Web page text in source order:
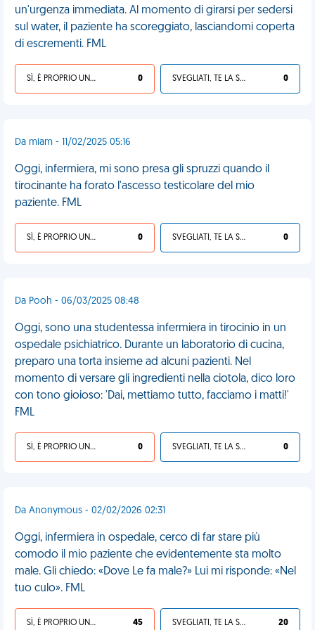
un'urgenza immediata. Al momento di girarsi per sedersi
sul water, il paziente ha scoreggiato, lasciandomi coperta
di escrementi. FML
SÌ, È PROPRIO UNA VDM! 0 SVEGLIATI, TE LA SEI CERCATA! 0
Da miam - 11/02/2025 05:16
Oggi, infermiera, mi sono presa gli spruzzi quando il
tirocinante ha forato l'ascesso testicolare del mio
paziente. FML
SÌ, È PROPRIO UNA VDM! 0 SVEGLIATI, TE LA SEI CERCATA! 0
Da Pooh - 06/03/2025 08:48
Oggi, sono una studentessa infermiera in tirocinio in un
ospedale psichiatrico. Durante un laboratorio di cucina,
preparo una torta insieme ad alcuni pazienti. Nel
momento di versare gli ingredienti nella ciotola, dico loro
con tono gioioso: 'Dai, mettiamo tutto, facciamo i matti!'
FML
SÌ, È PROPRIO UNA VDM! 0 SVEGLIATI, TE LA SEI CERCATA! 0
Da Anonymous - 02/02/2026 02:31
Oggi, infermiera in ospedale, cerco di far stare più
comodo il mio paziente che evidentemente sta molto
male. Gli chiedo: «Dove Le fa male?» Lui mi risponde: «Nel
tuo culo». FML
SÌ, È PROPRIO UNA VDM! 45 SVEGLIATI, TE LA SEI CERCATA! 20